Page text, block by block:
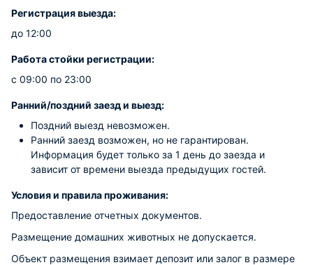
Регистрация выезда:
до 12:00
Работа стойки регистрации:
с 09:00 по 23:00
Ранний/поздний заезд и выезд:
Поздний выезд невозможен.
Ранний заезд возможен, но не гарантирован.
Информация будет только за 1 день до заезда и
зависит от времени выезда предыдущих гостей.
Условия и правила проживания:
Предоставление отчетных документов.
Размещение домашних животных не допускается.
Объект размещения взимает депозит или залог в размере